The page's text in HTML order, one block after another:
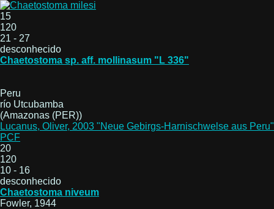
15
120
21 - 27
desconhecido
Chaetostoma sp. aff. mollinasum "L 336"
Peru
río Utcubamba
(Amazonas (PER))
Lucanus, Oliver, 2003 "Neue Gebirgs-Harnischwelse aus Peru"
PCF
20
120
10 - 16
desconhecido
Chaetostoma niveum
Fowler, 1944